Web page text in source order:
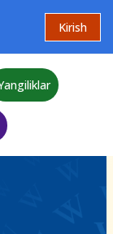
Kirish